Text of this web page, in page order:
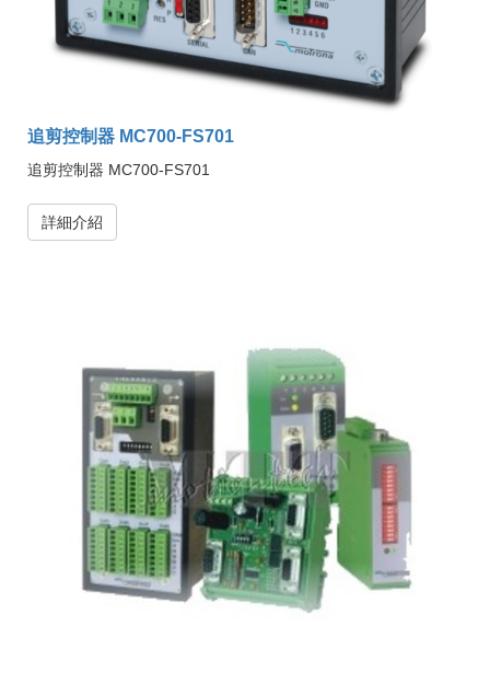
追剪控制器 MC700-FS701
追剪控制器 MC700-FS701
詳細介紹